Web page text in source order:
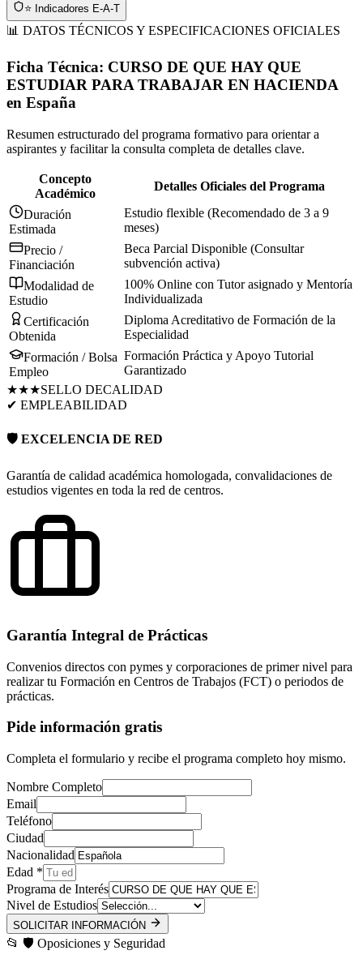
⭐ Indicadores E-A-T
📊 DATOS TÉCNICOS Y ESPECIFICACIONES OFICIALES
Ficha Técnica: CURSO DE QUE HAY QUE
ESTUDIAR PARA TRABAJAR EN HACIENDA
en España
Resumen estructurado del programa formativo para orientar a
aspirantes y facilitar la consulta completa de detalles clave.
Concepto
Académico
Detalles Oficiales del Programa
Duración
Estimada
Estudio flexible (Recomendado de 3 a 9
meses)
Precio /
Financiación
Beca Parcial Disponible (Consultar
subvención activa)
Modalidad de
Estudio
100% Online con Tutor asignado y Mentoría
Individualizada
Certificación
Obtenida
Diploma Acreditativo de Formación de la
Especialidad
Formación / Bolsa
Empleo
Formación Práctica y Apoyo Tutorial
Garantizado
★★★SELLO DECALIDAD
✔ EMPLEABILIDAD
🛡️ EXCELENCIA DE RED
Garantía de calidad académica homologada, convalidaciones de
estudios vigentes en toda la red de centros.
Garantía Integral de Prácticas
Convenios directos con pymes y corporaciones de primer nivel para
realizar tu Formación en Centros de Trabajos (FCT) o periodos de
prácticas.
Pide información gratis
Completa el formulario y recibe el programa completo hoy mismo.
Nombre Completo
Email
Teléfono
Ciudad
Nacionalidad
Edad *
Programa de Interés
Nivel de Estudios
SOLICITAR INFORMACIÓN
📂 🛡️ Oposiciones y Seguridad